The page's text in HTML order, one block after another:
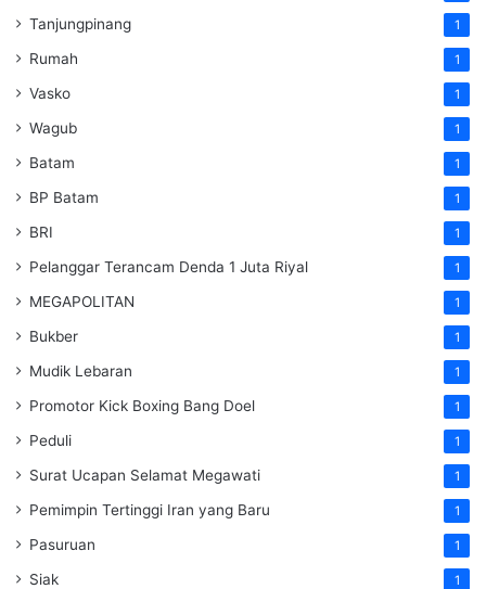
Tanjungpinang 1
Rumah 1
Vasko 1
Wagub 1
Batam 1
BP Batam 1
BRI 1
Pelanggar Terancam Denda 1 Juta Riyal 1
MEGAPOLITAN 1
Bukber 1
Mudik Lebaran 1
Promotor Kick Boxing Bang Doel 1
Peduli 1
Surat Ucapan Selamat Megawati 1
Pemimpin Tertinggi Iran yang Baru 1
Pasuruan 1
Siak 1